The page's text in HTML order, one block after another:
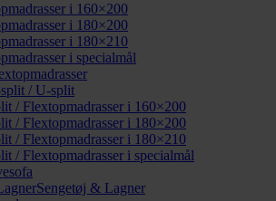
i 160×200
i 180×200
i 180×210
i specialmål
/ U-split
/ Flextopmadrasser i 160×200
/ Flextopmadrasser i 180×200
/ Flextopmadrasser i 180×210
/ Flextopmadrasser i specialmål
Sengetøj & Lagner